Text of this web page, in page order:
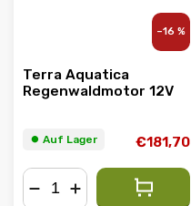
–16 %
Terra Aquatica
Regenwaldmotor 12V
⏺︎ Auf Lager €181,70